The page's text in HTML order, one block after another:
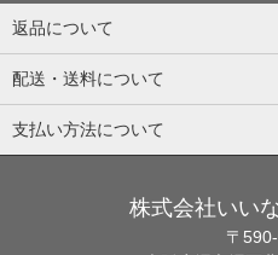
返品について
配送・送料について
支払い方法について
株式会社いい
〒